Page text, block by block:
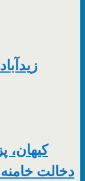
کیهان،
دخالت